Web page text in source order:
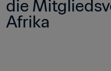
die
Afrika